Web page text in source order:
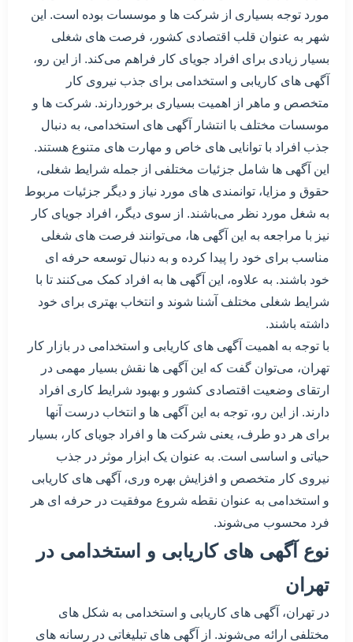
مورد توجه بسیاری از شرکت ها و موسسات بوده است. این
شهر به عنوان قلب اقتصادی کشور، فرصت های شغلی
بسیار زیادی برای افراد جویای کار فراهم می‌کند. از این رو،
آگهی های کاریابی و استخدامی برای جذب نیروی کار
متخصص و ماهر از اهمیت بسیاری برخوردارند. شرکت ها و
موسسات مختلف با انتشار آگهی های استخدامی، به دنبال
جذب افراد با توانایی های خاص و مهارت های متنوع هستند.
این آگهی ها شامل جزئیات مختلفی از جمله شرایط شغلی،
حقوق و مزایا، توانمندی های مورد نیاز و دیگر جزئیات مربوط
به شغل مورد نظر می‌باشند. از سوی دیگر، افراد جویای کار
نیز با مراجعه به این آگهی ها، می‌توانند فرصت های شغلی
مناسب برای خود را پیدا کرده و به دنبال توسعه حرفه ای
خود باشند. به علاوه، این آگهی ها به افراد کمک می‌کنند تا با
شرایط شغلی مختلف آشنا شوند و انتخاب بهتری برای خود
داشته باشند.
با توجه به اهمیت آگهی های کاریابی و استخدامی در بازار کار
تهران، می‌توان گفت که این آگهی ها نقش بسیار مهمی در
ارتقای وضعیت اقتصادی کشور و بهبود شرایط کاری افراد
دارند. از این رو، توجه به این آگهی ها و انتخاب درست آنها
برای هر دو طرف، یعنی شرکت ها و افراد جویای کار، بسیار
حیاتی و اساسی است. به عنوان یک ابزار موثر در جذب
نیروی کار متخصص و افزایش بهره وری، آگهی های کاریابی
و استخدامی به عنوان نقطه شروع موفقیت در حرفه ای هر
فرد محسوب می‌شوند.
نوع آگهی های کاریابی و استخدامی در
تهران
در تهران، آگهی های کاریابی و استخدامی به شکل های
مختلفی ارائه می‌شوند. از آگهی های تبلیغاتی در رسانه های